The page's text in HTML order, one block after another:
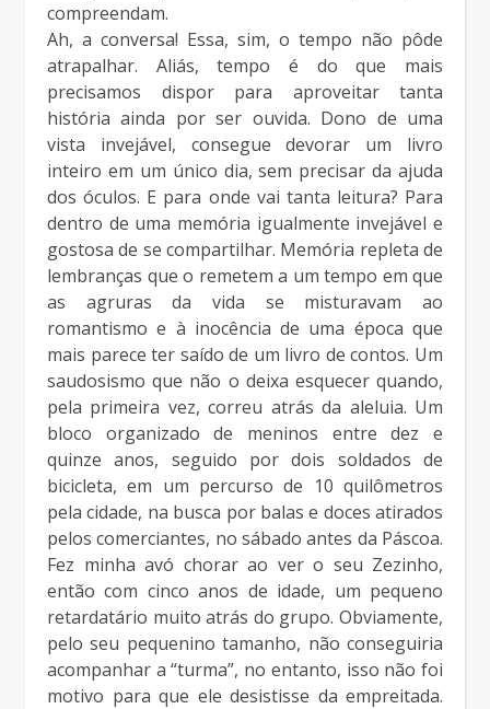
compreendam.
Ah, a conversa! Essa, sim, o tempo não pôde
atrapalhar. Aliás, tempo é do que mais
precisamos dispor para aproveitar tanta
história ainda por ser ouvida. Dono de uma
vista invejável, consegue devorar um livro
inteiro em um único dia, sem precisar da ajuda
dos óculos. E para onde vai tanta leitura? Para
dentro de uma memória igualmente invejável e
gostosa de se compartilhar. Memória repleta de
lembranças que o remetem a um tempo em que
as agruras da vida se misturavam ao
romantismo e à inocência de uma época que
mais parece ter saído de um livro de contos. Um
saudosismo que não o deixa esquecer quando,
pela primeira vez, correu atrás da aleluia. Um
bloco organizado de meninos entre dez e
quinze anos, seguido por dois soldados de
bicicleta, em um percurso de 10 quilômetros
pela cidade, na busca por balas e doces atirados
pelos comerciantes, no sábado antes da Páscoa.
Fez minha avó chorar ao ver o seu Zezinho,
então com cinco anos de idade, um pequeno
retardatário muito atrás do grupo. Obviamente,
pelo seu pequenino tamanho, não conseguiria
acompanhar a “turma”, no entanto, isso não foi
motivo para que ele desistisse da empreitada.